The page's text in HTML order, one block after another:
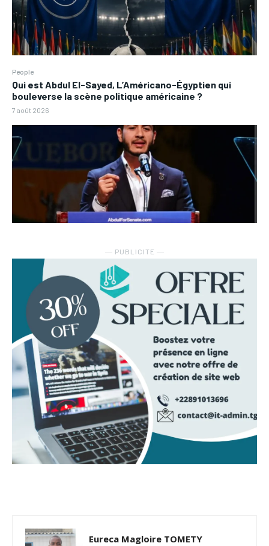
People
Qui est Abdul El-Sayed, L’Américano-Égyptien qui
bouleverse la scène politique américaine ?
7 août 2026
― PUBLICITE ―
Eureca Magloire TOMETY